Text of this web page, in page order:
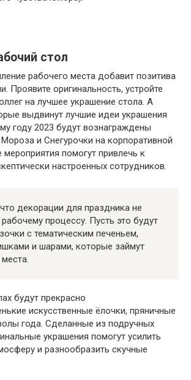
стол
рабочего места добавит позитива
Проявите оригинальность, устройте
на лучшее украшение стола. А
выдвинут лучшие идеи украшения
году 2023 будут вознаграждены
и Снегурочки на корпоративной
мероприятия помогут привлечь к
настроенных сотрудников.
декорации для праздника не
процессу. Пусть это будут
с тематическим печеньем,
и шарами, которые займут
будут прекрасно
искусственные ёлочки, пряничные
года. Сделанные из подручных
украшения помогут усилить
и разнообразить скучные